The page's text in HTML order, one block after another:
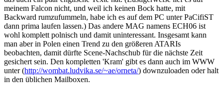
meinem Falcon nicht, und weil ich keinen Bock hatte, mit
Backward rumzufummeln, habe ich es auf dem PC unter PaCifiST
dann prima laufen lassen.) Das andere MAG namens ECH06 ist
wohl komplett polnisch und damit uninteressant. Insgesamt kann
man aber in Polen einen Trend zu den größeren ATARIs
beobachten, damit dürfte Scene-Nachschub für die nächste Zeit
gesichert sein. Den kompletten 'Kram' gibt es dann auch im WWW
unter (http://wombat.ludvika.se/~ae/orneta/) downzuloaden oder halt
in den üblichen Mailboxen.